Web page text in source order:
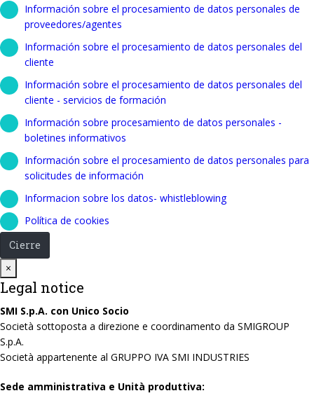
Información sobre el procesamiento de datos personales de
proveedores/agentes
Información sobre el procesamiento de datos personales del
cliente
Información sobre el procesamiento de datos personales del
cliente - servicios de formación
Información sobre procesamiento de datos personales -
boletines informativos
Información sobre el procesamiento de datos personales para
solicitudes de información
Informacion sobre los datos- whistleblowing
Política de cookies
Cierre
×
Legal notice
SMI S.p.A. con Unico Socio
Società sottoposta a direzione e coordinamento da SMIGROUP
S.p.A.
Società appartenente al GRUPPO IVA SMI INDUSTRIES
Sede amministrativa e Unità produttiva: